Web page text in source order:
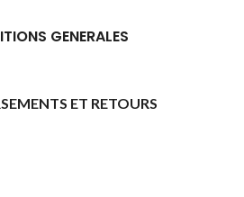
GENERALES
ET RETOURS